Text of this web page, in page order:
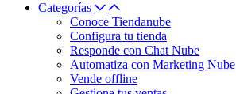
Categorías
Conoce Tiendanube
Configura tu tienda
Responde con Chat Nube
Automatiza con Marketing Nube
Vende offline